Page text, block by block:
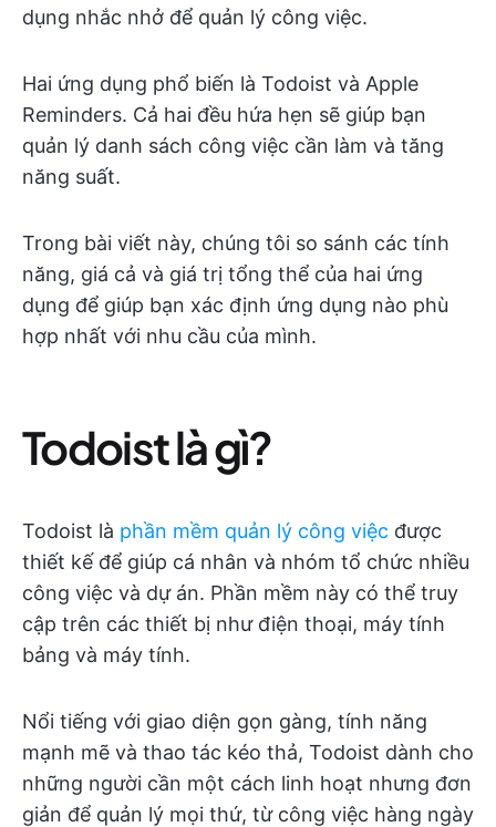
dụng nhắc nhở để quản lý công việc.
Hai ứng dụng phổ biến là Todoist và Apple
Reminders. Cả hai đều hứa hẹn sẽ giúp bạn
quản lý danh sách công việc cần làm và tăng
năng suất.
Trong bài viết này, chúng tôi so sánh các tính
năng, giá cả và giá trị tổng thể của hai ứng
dụng để giúp bạn xác định ứng dụng nào phù
hợp nhất với nhu cầu của mình.
Todoist là gì?
Todoist là phần mềm quản lý công việc được
thiết kế để giúp cá nhân và nhóm tổ chức nhiều
công việc và dự án. Phần mềm này có thể truy
cập trên các thiết bị như điện thoại, máy tính
bảng và máy tính.
Nổi tiếng với giao diện gọn gàng, tính năng
mạnh mẽ và thao tác kéo thả, Todoist dành cho
những người cần một cách linh hoạt nhưng đơn
giản để quản lý mọi thứ, từ công việc hàng ngày